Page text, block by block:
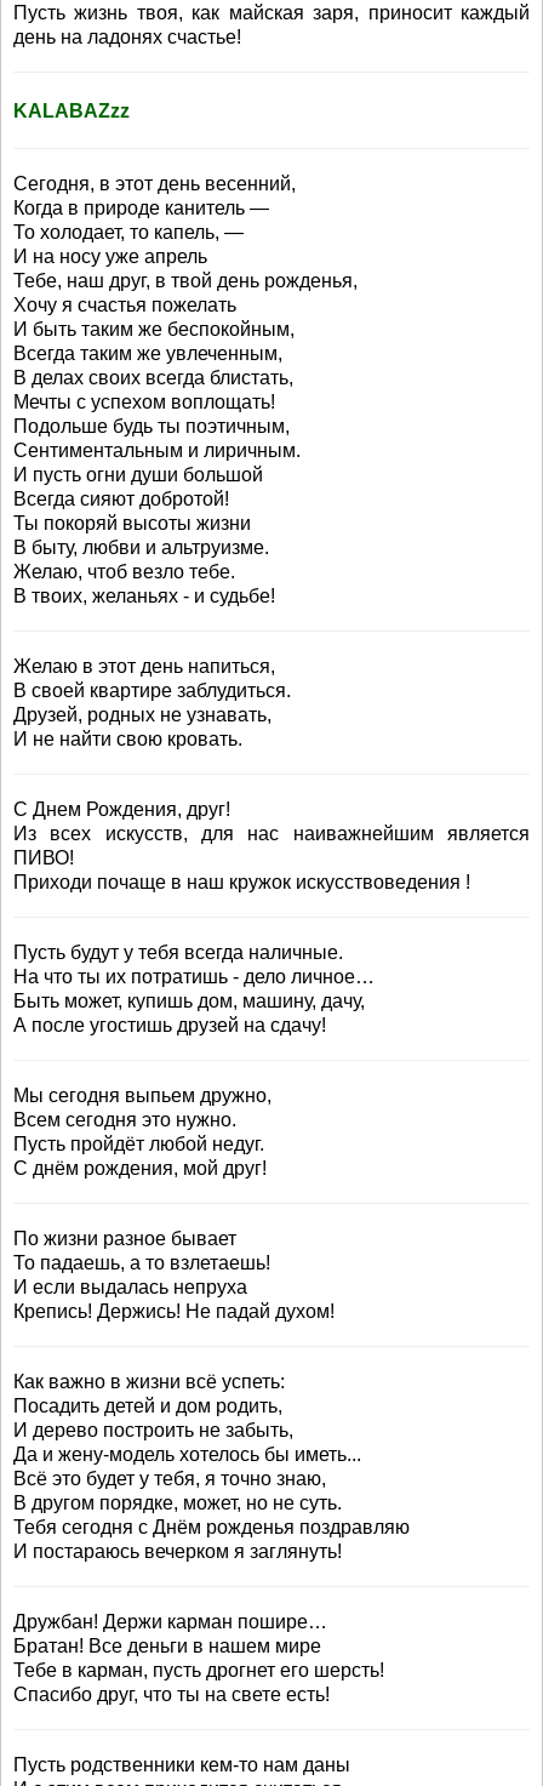
Пусть жизнь твоя, как майская заря, приносит каждый
день на ладонях счастье!
KALABAZzz
Сегодня, в этот день весенний,
Когда в природе канитель —
То холодает, то капель, —
И на носу уже апрель
Тебе, наш друг, в твой день рожденья,
Хочу я счастья пожелать
И быть таким же беспокойным,
Всегда таким же увлеченным,
В делах своих всегда блистать,
Мечты с успехом воплощать!
Подольше будь ты поэтичным,
Сентиментальным и лиричным.
И пусть огни души большой
Всегда сияют добротой!
Ты покоряй высоты жизни
В быту, любви и альтруизме.
Желаю, чтоб везло тебе.
В твоих, желаньях - и судьбе!
Желаю в этот день напиться,
В своей квартире заблудиться.
Друзей, родных не узнавать,
И не найти свою кровать.
С Днем Рождения, друг!
Из всех искусств, для нас наиважнейшим является
ПИВО!
Приходи почаще в наш кружок искусствоведения !
Пусть будут у тебя всегда наличные.
На что ты их потратишь - дело личное…
Быть может, купишь дом, машину, дачу,
А после угостишь друзей на сдачу!
Мы сегодня выпьем дружно,
Всем сегодня это нужно.
Пусть пройдёт любой недуг.
С днём рождения, мой друг!
По жизни разное бывает
То падаешь, а то взлетаешь!
И если выдалась непруха
Крепись! Держись! Не падай духом!
Как важно в жизни всё успеть:
Посадить детей и дом родить,
И дерево построить не забыть,
Да и жену-модель хотелось бы иметь...
Всё это будет у тебя, я точно знаю,
В другом порядке, может, но не суть.
Тебя сегодня с Днём рожденья поздравляю
И постараюсь вечерком я заглянуть!
Дружбан! Держи карман пошире…
Братан! Все деньги в нашем мире
Тебе в карман, пусть дрогнет его шерсть!
Спасибо друг, что ты на свете есть!
Пусть родственники кем-то нам даны